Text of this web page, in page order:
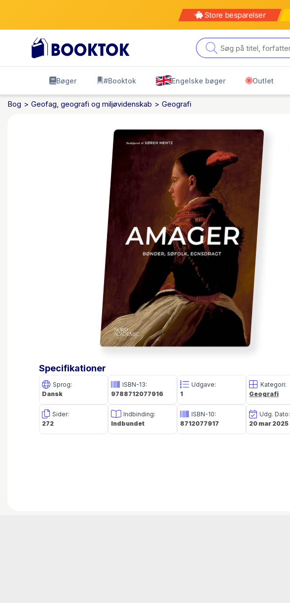
Store besparelser
Bøger #Booktok Engelske bøger Outlet
Bog Geofag, geografi og miljøvidenskab Geografi
Specifikationer
Sprog:
Dansk
Sider:
272
ISBN-13:
9788712077916
Indbinding:
Indbundet
Udgave:
1
ISBN-10:
8712077917
Kategori:
Geografi
Udg. Dato:
20 mar 2025